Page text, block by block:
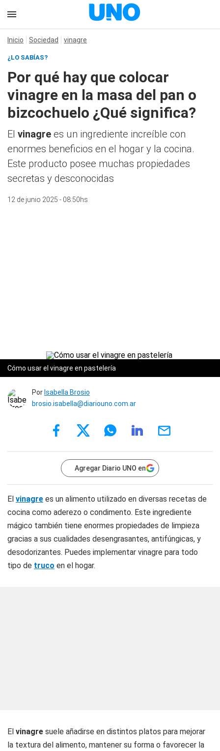
Inicio Sociedad vinagre
¿LO SABÍAS?
Por qué hay que colocar
vinagre en la masa del pan o
bizcochuelo ¿Qué significa?
El vinagre es un ingrediente increíble con
enormes beneficios en el hogar y la cocina.
Este producto posee muchas propiedades
secretas y desconocidas
12 de junio 2025 - 08:50hs
Cómo usar el vinagre en pastelería
Por Isabella Brosio
brosio.isabella@diariouno.com.ar
Agregar Diario UNO en
El vinagre es un alimento utilizado en diversas recetas de
cocina como aderezo o condimento. Este ingrediente
mágico también tiene enormes propiedades de limpieza
gracias a sus cualidades desengrasantes, antifúngicas, y
desodorizantes. Puedes implementar vinagre para todo
tipo de truco en el hogar.
El vinagre suele añadirse en distintos platos para mejorar
la textura del alimento, mantener su forma o favorecer la